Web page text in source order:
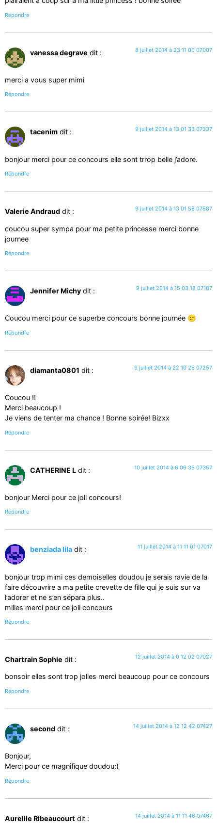
Répondre
vanessa degrave dit : 8 juillet 2014 à 23 11 00 07007
merci a vous super mimi
Répondre
tacenim dit : 9 juillet 2014 à 13 01 33 07337
bonjour merci pour ce concours elle sont trrop belle j’adore.
Répondre
Valerie Andraud dit : 9 juillet 2014 à 13 01 58 07587
coucou super sympa pour ma petite princesse merci bonne
journee
Répondre
Jennifer Michy dit : 9 juillet 2014 à 15 03 18 07187
Coucou merci pour ce superbe concours bonne journée 🙂
Répondre
diamanta0801 dit : 9 juillet 2014 à 22 10 25 07257
Coucou !!
Merci beaucoup !
Je viens de tenter ma chance ! Bonne soirée! Bizxx
Répondre
CATHERINE L dit : 10 juillet 2014 à 6 06 35 07357
bonjour Merci pour ce joli concours!
Répondre
benziada lila dit : 11 juillet 2014 à 11 11 01 07017
bonjour trop mimi ces demoiselles doudou je serais ravie de la
faire découvrire a ma petite crevette de fille qui je suis sur va
l’adorer et ne s’en sépara plus..
milles merci pour ce joli concours
Répondre
Chartrain Sophie dit : 12 juillet 2014 à 0 12 02 07027
bonsoir elles sont trop jolies merci beaucoup pour ce concours
Répondre
second dit : 14 juillet 2014 à 12 12 42 07427
Bonjour,
Merci pour ce magnifique doudou:)
Répondre
Aureliie Ribeaucourt dit : 14 juillet 2014 à 11 11 46 07467